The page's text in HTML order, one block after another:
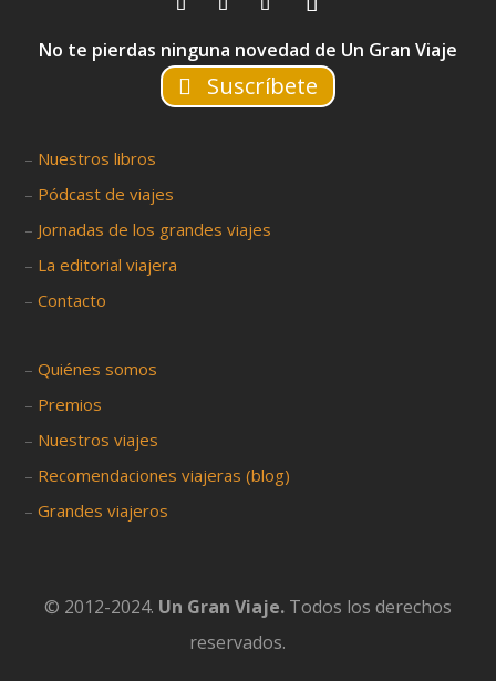
No te pierdas ninguna novedad de Un Gran Viaje
Suscríbete
– Nuestros libros
– Pódcast de viajes
– Jornadas de los grandes viajes
– La editorial viajera
–Contacto
–Quiénes somos
– Premios
– Nuestros viajes
– Recomendaciones viajeras (blog)
–Grandes viajeros
© 2012-2024. Un Gran Viaje. Todos los derechos
reservados.